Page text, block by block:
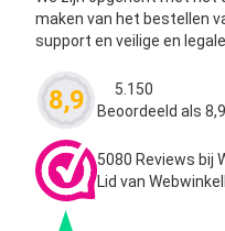
maken van het bestellen
support en veilige en
8,9 Waardering
5.150
Beoordeeld als
5080 Reviews bij
Lid van